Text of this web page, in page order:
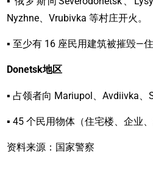
Nyzhne、Vrubivka 等村庄开火。
▪ 至少有 16 座民用建筑被摧毁—
Donetsk地区
▪ 占领者向 Mariupol、Avdiivka、
▪ 45 个民用物体（住宅楼、企业
资料来源：国家警察